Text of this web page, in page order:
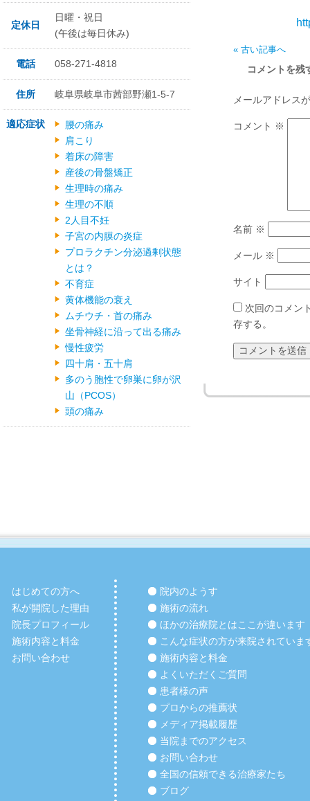
« 古い記事へ
コメントを残
メールアドレス
コメント ※
名前 ※
メール ※
サイト
次回のコメン
存する。
定休日
日曜・祝日
(午後は毎日休み)
電話 058-271-4818
住所 岐阜県岐阜市茜部野瀬1-5-7
適応症状
腰の痛み
肩こり
着床の障害
産後の骨盤矯正
生理時の痛み
生理の不順
2人目不妊
子宮の内膜の炎症
プロラクチン分泌過剰状態
とは？
不育症
黄体機能の衰え
ムチウチ・首の痛み
坐骨神経に沿って出る痛み
慢性疲労
四十肩・五十肩
多のう胞性で卵巣に卵が沢
山（PCOS）
頭の痛み
はじめての方へ
私が開院した理由
院長プロフィール
施術内容と料金
お問い合わせ
院内のようす
施術の流れ
ほかの治療院とはここが違います
こんな症状の方が来院されていま
施術内容と料金
よくいただくご質問
患者様の声
プロからの推薦状
メディア掲載履歴
当院までのアクセス
お問い合わせ
全国の信頼できる治療家たち
ブログ